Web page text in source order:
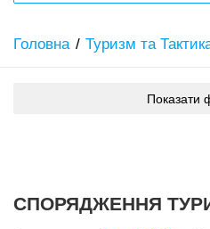
Головна Туризм та
Показати
СПОРЯДЖЕННЯ